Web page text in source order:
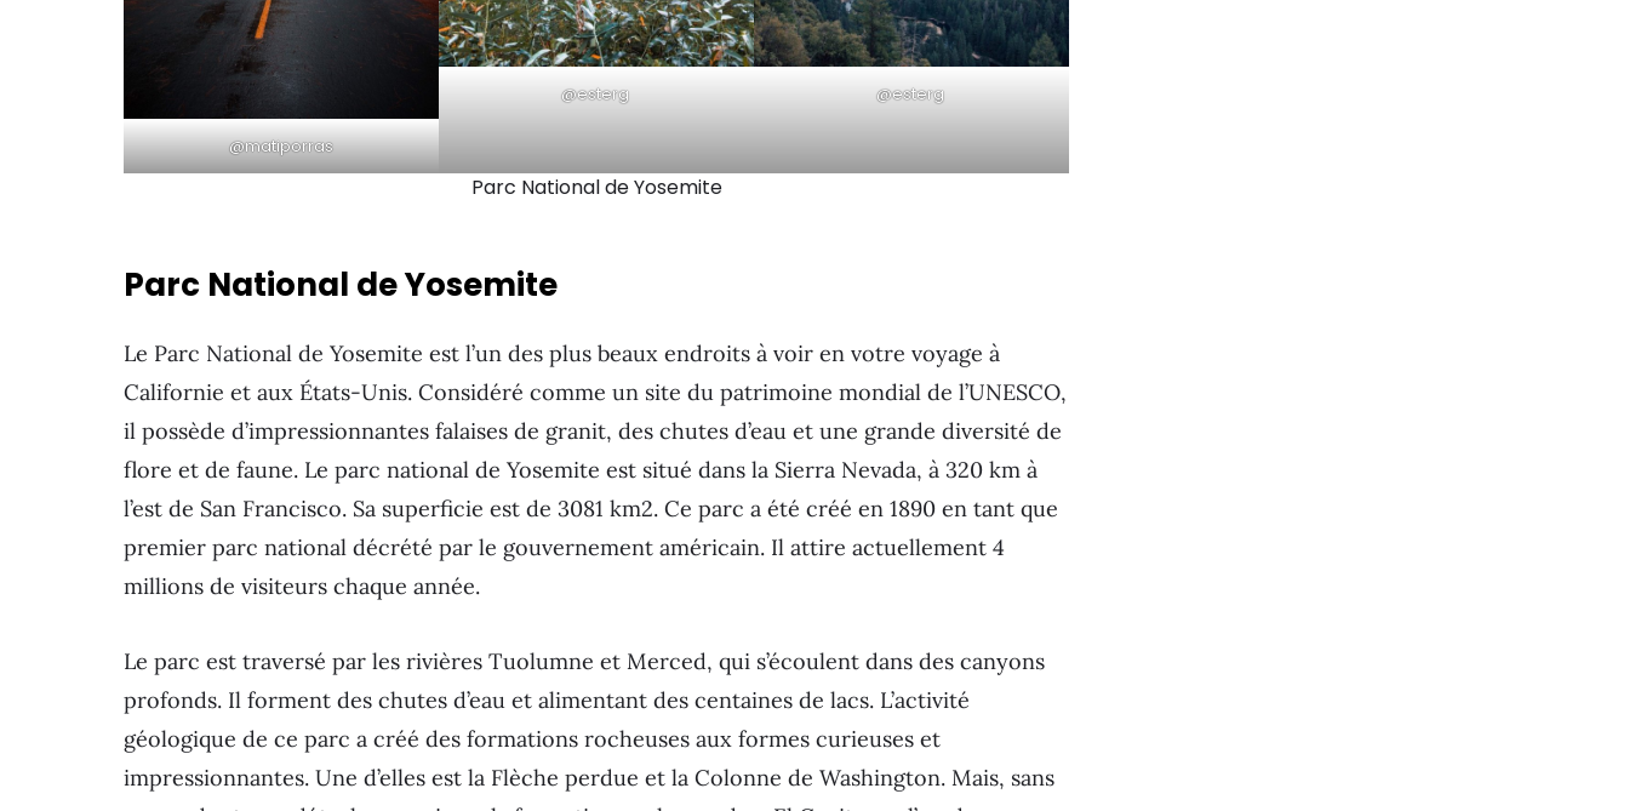
@matiporras
@esterg @esterg
Parc National de Yosemite
Parc National de Yosemite
Le Parc National de Yosemite est l’un des plus beaux endroits à voir en votre voyage à
Californie et aux États-Unis. Considéré comme un site du patrimoine mondial de l’UNESCO,
il possède d’impressionnantes falaises de granit, des chutes d’eau et une grande diversité de
flore et de faune. Le parc national de Yosemite est situé dans la Sierra Nevada, à 320 km à
l’est de San Francisco. Sa superficie est de 3081 km2. Ce parc a été créé en 1890 en tant que
premier parc national décrété par le gouvernement américain. Il attire actuellement 4
millions de visiteurs chaque année.
Le parc est traversé par les rivières Tuolumne et Merced, qui s’écoulent dans des canyons
profonds. Il forment des chutes d’eau et alimentant des centaines de lacs. L’activité
géologique de ce parc a créé des formations rocheuses aux formes curieuses et
impressionnantes. Une d’elles est la Flèche perdue et la Colonne de Washington. Mais, sans